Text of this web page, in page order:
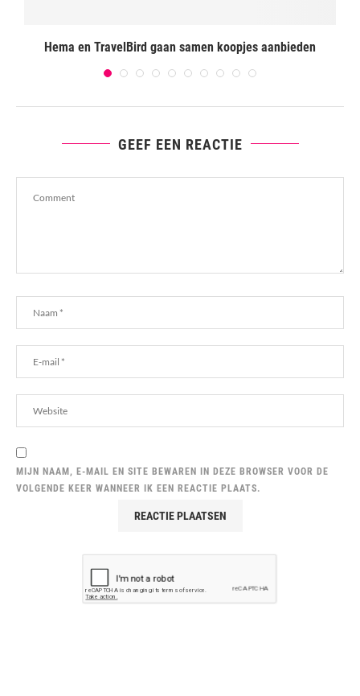
Hema en TravelBird gaan samen koopjes aanbieden
GEEF EEN REACTIE
MIJN NAAM, E-MAIL EN SITE BEWAREN IN DEZE BROWSER VOOR DE
VOLGENDE KEER WANNEER IK EEN REACTIE PLAATS.